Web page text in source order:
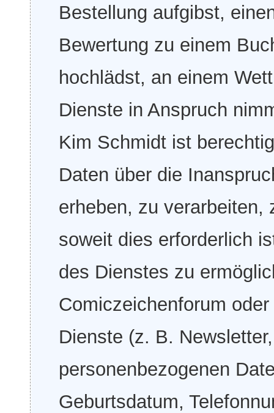
Bestellung aufgibst,
Bewertung zu einem
hochlädst, an einem
Dienste in Anspruch
Kim Schmidt ist
Daten über die
erheben, zu verarbeiten,
soweit dies erforderlich
des Dienstes zu
Comiczeichenforum
Dienste (z. B.
personenbezogenen
Geburtsdatum,